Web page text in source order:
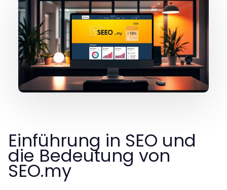
Einführung in SEO und
die Bedeutung von
SEO.my